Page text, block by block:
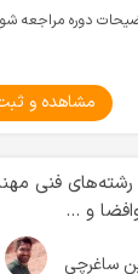
دوره مراجعه
مشاهده و
فنی
و ...
ساغرچی